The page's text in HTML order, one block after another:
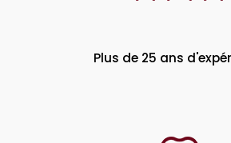
Plus de 25 ans